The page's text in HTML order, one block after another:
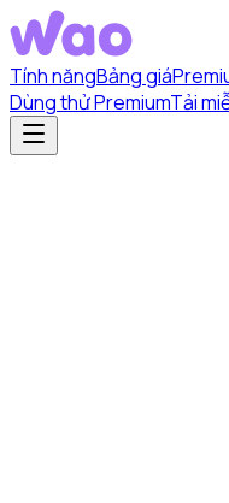
Tính năngBảng giá
Dùng thử PremiumTải